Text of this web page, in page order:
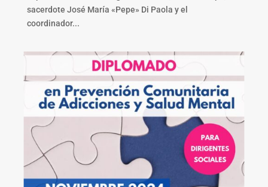
sacerdote José María «Pepe» Di Paola y el
coordinador...